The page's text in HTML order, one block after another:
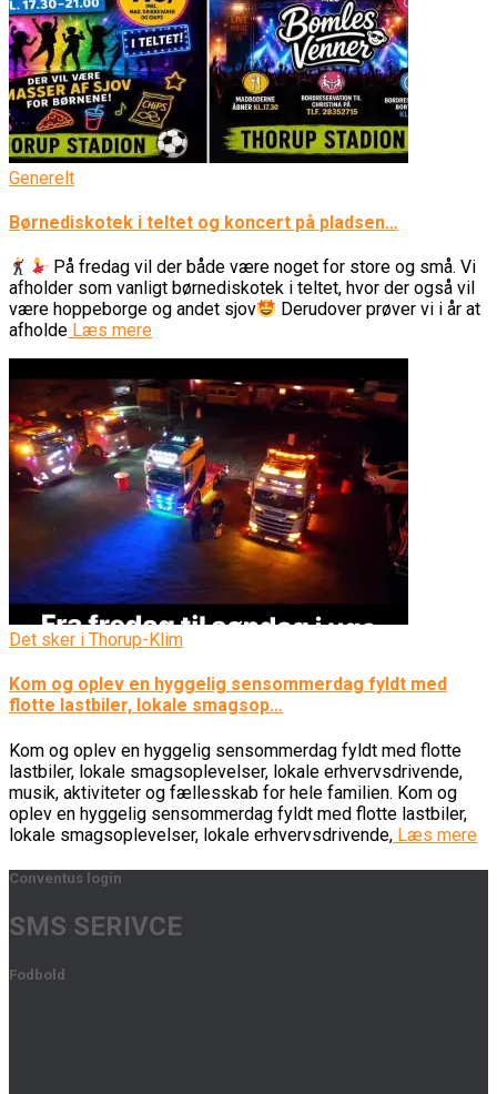
Generelt
Børnediskotek i teltet og koncert på pladsen…
På fredag vil der både være noget for store og små. Vi
afholder som vanligt børnediskotek i teltet, hvor der også vil
være hoppeborge og andet sjov
Derudover prøver vi i år at
afholde Læs mere
Det sker i Thorup-Klim
Kom og oplev en hyggelig sensommerdag fyldt med
flotte lastbiler, lokale smagsop…
Kom og oplev en hyggelig sensommerdag fyldt med flotte
lastbiler, lokale smagsoplevelser, lokale erhvervsdrivende,
musik, aktiviteter og fællesskab for hele familien. Kom og
oplev en hyggelig sensommerdag fyldt med flotte lastbiler,
lokale smagsoplevelser, lokale erhvervsdrivende, Læs mere
Conventus login
SMS SERIVCE
Fodbold